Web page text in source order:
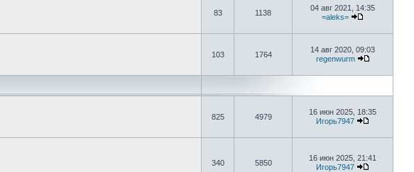
83 1138
04 авг 2021, 14:35
=aleks=
103 1764
14 авг 2020, 09:03
regenwurm
825 4979
16 июн 2025, 18:35
Игорь7947
340 5850
16 июн 2025, 21:41
Игорь7947